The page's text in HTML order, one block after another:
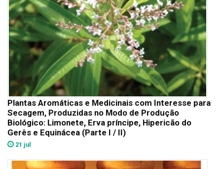
Plantas Aromáticas e Medicinais com Interesse para
Secagem, Produzidas no Modo de Produção
Biológico: Limonete, Erva príncipe, Hipericão do
Gerês e Equinácea (Parte I / II)
21 jul